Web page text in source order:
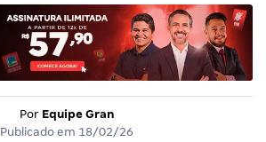
Por Equipe Gran
Publicado em 18/02/26